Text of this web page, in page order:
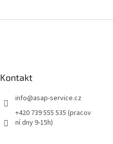
Kontakt
info@asap-service.cz
+420 739 555 535 (pracov
ní dny 9-15h)